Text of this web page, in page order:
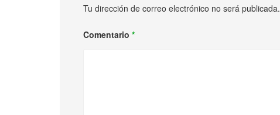
Tu dirección de correo electrónico no será publicada.
Comentario *